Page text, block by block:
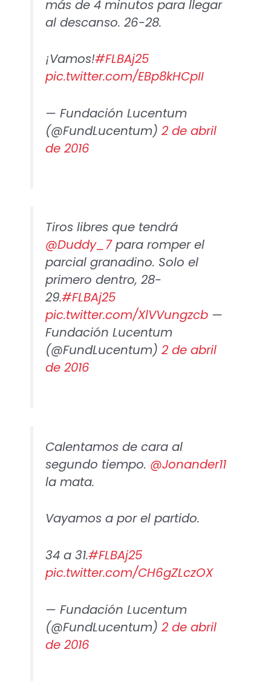
más de 4 minutos para llegar
al descanso. 26-28.
¡Vamos!#FLBAj25
pic.twitter.com/EBp8kHCpII
— Fundación Lucentum
(@FundLucentum) 2 de abril
de 2016
Tiros libres que tendrá
@Duddy_7para romper el
parcial granadino. Solo el
primero dentro, 28-
29.#FLBAj25
pic.twitter.com/XlVVungzcb—
Fundación Lucentum
(@FundLucentum) 2 de abril
de 2016
Calentamos de cara al
segundo tiempo. @Jonander11
la mata.
Vayamos a por el partido.
34 a 31.#FLBAj25
pic.twitter.com/CH6gZLczOX
— Fundación Lucentum
(@FundLucentum) 2 de abril
de 2016